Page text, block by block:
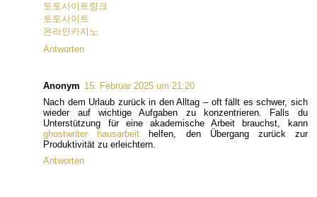
토토사이트링크
토토사이트
온라인카지노
Antworten
Anonym 15. Februar 2025 um 21:20
Nach dem Urlaub zurück in den Alltag – oft fällt es schwer, sich
wieder auf wichtige Aufgaben zu konzentrieren. Falls du
Unterstützung für eine akademische Arbeit brauchst, kann
ghostwriter hausarbeit helfen, den Übergang zurück zur
Produktivität zu erleichtern.
Antworten